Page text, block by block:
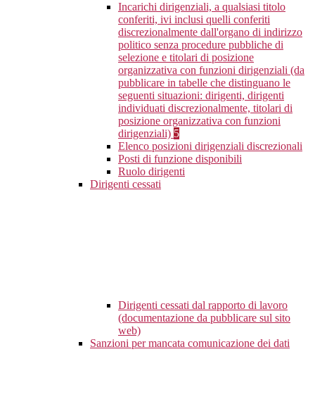
Incarichi dirigenziali, a qualsiasi titolo
conferiti, ivi inclusi quelli conferiti
discrezionalmente dall'organo di indirizzo
politico senza procedure pubbliche di
selezione e titolari di posizione
organizzativa con funzioni dirigenziali (da
pubblicare in tabelle che distinguano le
seguenti situazioni: dirigenti, dirigenti
individuati discrezionalmente, titolari di
posizione organizzativa con funzioni
dirigenziali) 5
Elenco posizioni dirigenziali discrezionali
Posti di funzione disponibili
Ruolo dirigenti
Dirigenti cessati
Dirigenti cessati dal rapporto di lavoro
(documentazione da pubblicare sul sito
web)
Sanzioni per mancata comunicazione dei dati